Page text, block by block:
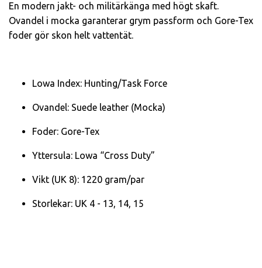
En modern jakt- och militärkänga med högt skaft.
Ovandel i mocka garanterar grym passform och Gore-Tex
foder gör skon helt vattentät.
Lowa Index: Hunting/Task Force
Ovandel: Suede leather (Mocka)
Foder: Gore-Tex
Yttersula: Lowa “Cross Duty”
Vikt (UK 8): 1220 gram/par
Storlekar: UK 4 - 13, 14, 15